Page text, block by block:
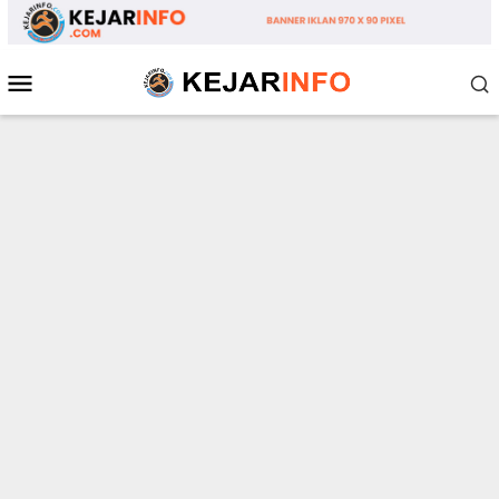
Loncat
Mobile